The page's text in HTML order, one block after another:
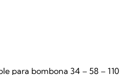
para bombona 34 – 58 – 110